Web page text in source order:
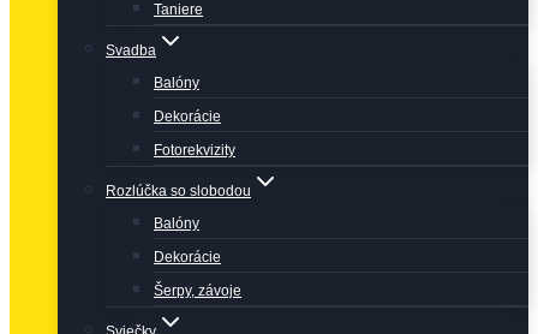
Taniere
Svadba
Balóny
Dekorácie
Fotorekvizity
Rozlúčka so slobodou
Balóny
Dekorácie
Šerpy, závoje